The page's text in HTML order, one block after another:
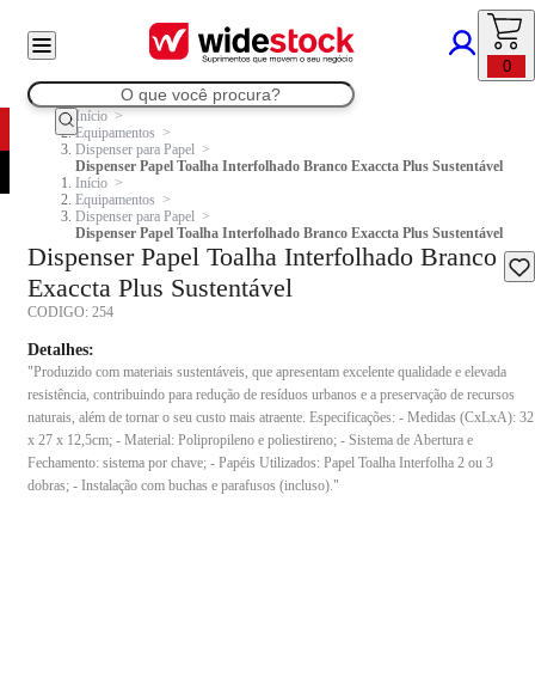
0
Início
Equipamentos
Dispenser para Papel
Dispenser Papel Toalha Interfolhado Branco Exaccta Plus Sustentável
Início
Equipamentos
Dispenser para Papel
Dispenser Papel Toalha Interfolhado Branco Exaccta Plus Sustentável
Dispenser Papel Toalha Interfolhado Branco
Exaccta Plus Sustentável
CODIGO: 254
Detalhes:
"Produzido com materiais sustentáveis, que apresentam excelente qualidade e elevada
resistência, contribuindo para redução de resíduos urbanos e a preservação de recursos
naturais, além de tornar o seu custo mais atraente. Especificações: - Medidas (CxLxA): 32
x 27 x 12,5cm; - Material: Polipropileno e poliestireno; - Sistema de Abertura e
Fechamento: sistema por chave; - Papéis Utilizados: Papel Toalha Interfolha 2 ou 3
dobras; - Instalação com buchas e parafusos (incluso)."